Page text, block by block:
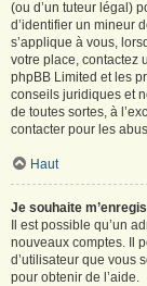
(ou d’un tuteur légal)
d’identifier un mineur
s’applique à vous,
votre place, contactez
phpBB Limited et les
conseils juridiques et
de toutes sortes, à
contacter pour les
Haut
Je souhaite
Il est possible qu’un
nouveaux comptes. Il
d’utilisateur que vous
pour obtenir de l’aide.